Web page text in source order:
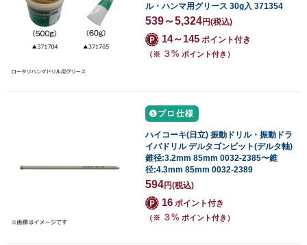
ル・ハンマ用グリース 30g入 371354
539～5,324円(税込)
14～145 ポイント付き
（※ ３% ポイント付き）
プロ仕様
ハイコーキ(日立) 振動ドリル・振動ドラ
イバドリル デルタゴンビット(デルタ軸)
錐径:3.2mm 85mm 0032-2385〜錐
径:4.3mm 85mm 0032-2389
594円(税込)
16 ポイント付き
（※ ３% ポイント付き）